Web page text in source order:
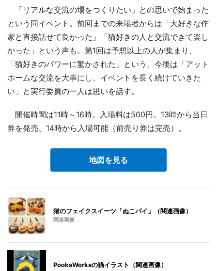
「リアルな交流の場をつくりたい」との思いで始まった
という同イベント。前回までの来場者からは「大好きな作
家と直接話せて良かった」「猫好きの人と交流できて楽し
かった」という声も。第1回は予想以上の人が集まり、
「猫好きのパワーに驚かされた」という。今後は「アット
ホームな交流を大事にし、イベントを長く続けていきた
い」と実行委員の一人は思いを話す。
開催時間は11時～16時。入場料は500円。13時から当日
券を発売、14時から入場可能（前売り券は完売）。
地図を見る
猫のフェイクスイーツ「ぬこパイ」（関連画像）
関連画像
PooksWorksの猫イラスト（関連画像）